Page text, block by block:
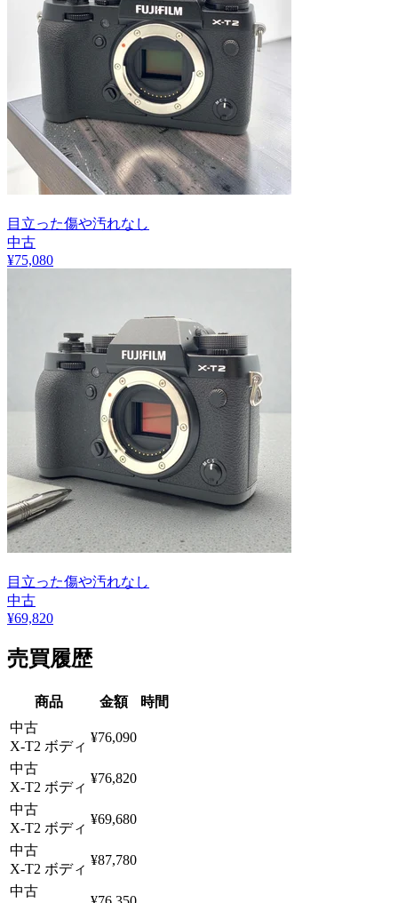
目立った傷や汚れなし
中古
¥75,080
目立った傷や汚れなし
中古
¥69,820
売買履歴
商品 金額
時間
中古
X-T2 ボディ
¥76,090
中古
X-T2 ボディ
¥76,820
中古
X-T2 ボディ
¥69,680
中古
X-T2 ボディ
¥87,780
中古